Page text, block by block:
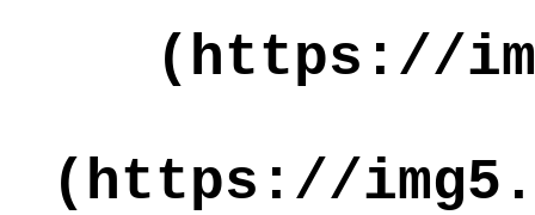
(https://
(https://